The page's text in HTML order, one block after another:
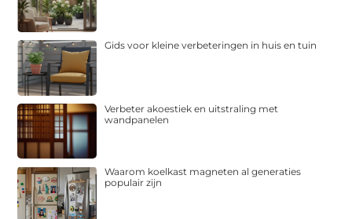
Gids voor kleine verbeteringen in huis en tuin
Verbeter akoestiek en uitstraling met
wandpanelen
Waarom koelkast magneten al generaties
populair zijn